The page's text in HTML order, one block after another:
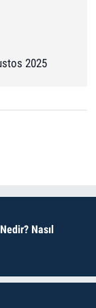
2025
Nasıl